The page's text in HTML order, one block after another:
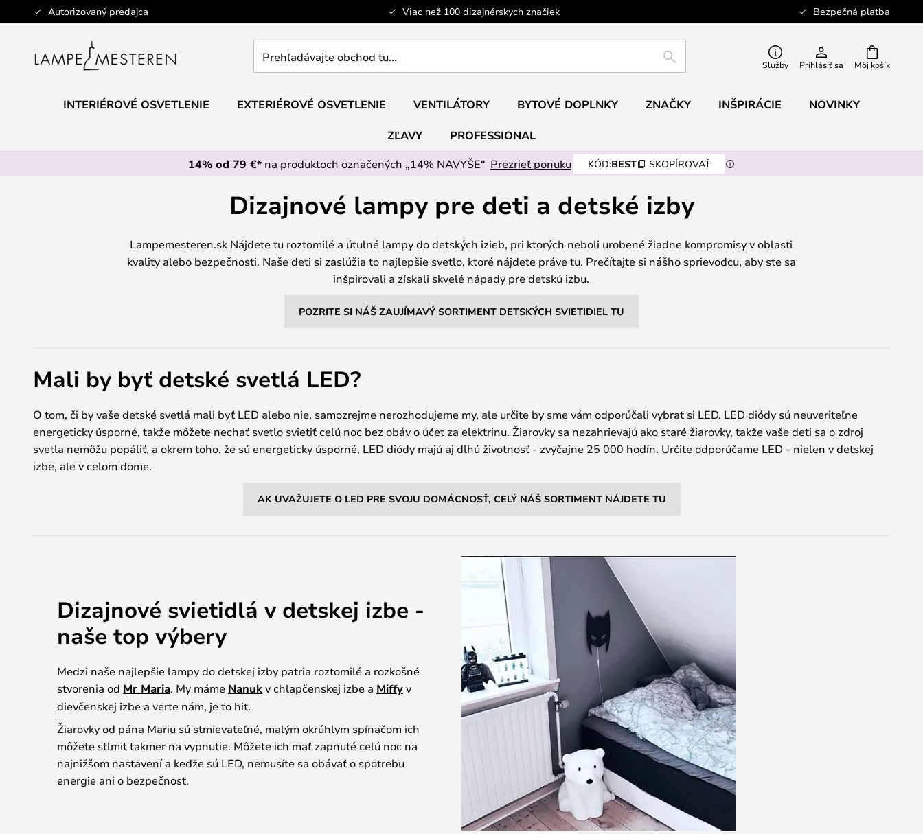
Autorizovaný predajca Viac než 100 dizajnérskych značiek Bezpečná platba
Skip
to
Môj košík
obchod
HĽADAŤ Služby Prihlásiť sa
INTERIÉROVÉ OSVETLENIE EXTERIÉROVÉ OSVETLENIE VENTILÁTORY BYTOVÉ DOPLNKY ZNAČKY INŠPIRÁCIE NOVINKY
ZĽAVY
PROFESSIONAL
14% od 79 €* na produktoch označených „14% NAVYŠE“ Prezrieť ponuku KÓD:BEST SKOPÍROVAŤ
Dizajnové lampy pre deti a detské izby
Lampemesteren.sk Nájdete tu roztomilé a útulné lampy do detských izieb, pri ktorých neboli urobené žiadne kompromisy v oblasti
kvality alebo bezpečnosti. Naše deti si zaslúžia to najlepšie svetlo, ktoré nájdete práve tu. Prečítajte si nášho sprievodcu, aby ste sa
inšpirovali a získali skvelé nápady pre detskú izbu.
POZRITE SI NÁŠ ZAUJÍMAVÝ SORTIMENT DETSKÝCH SVIETIDIEL TU
Mali by byť detské svetlá LED?
O tom, či by vaše detské svetlá mali byť LED alebo nie, samozrejme nerozhodujeme my, ale určite by sme vám odporúčali vybrať si LED. LED diódy sú neuveriteľne
energeticky úsporné, takže môžete nechať svetlo svietiť celú noc bez obáv o účet za elektrinu. Žiarovky sa nezahrievajú ako staré žiarovky, takže vaše deti sa o zdroj
svetla nemôžu popáliť, a okrem toho, že sú energeticky úsporné, LED diódy majú aj dlhú životnosť - zvyčajne 25 000 hodín. Určite odporúčame LED - nielen v detskej
izbe, ale v celom dome.
AK UVAŽUJETE O LED PRE SVOJU DOMÁCNOSŤ, CELÝ NÁŠ SORTIMENT NÁJDETE TU
Dizajnové svietidlá v detskej izbe -
naše top výbery
Medzi naše najlepšie lampy do detskej izby patria roztomilé a rozkošné
stvorenia od Mr Maria. My máme Nanukv chlapčenskej izbe a Miffyv
dievčenskej izbe a verte nám, je to hit.
Žiarovky od pána Mariu sú stmievateľné, malým okrúhlym spínačom ich
môžete stlmiť takmer na vypnutie. Môžete ich mať zapnuté celú noc na
najnižšom nastavení a keďže sú LED, nemusíte sa obávať o spotrebu
energie ani o bezpečnosť.